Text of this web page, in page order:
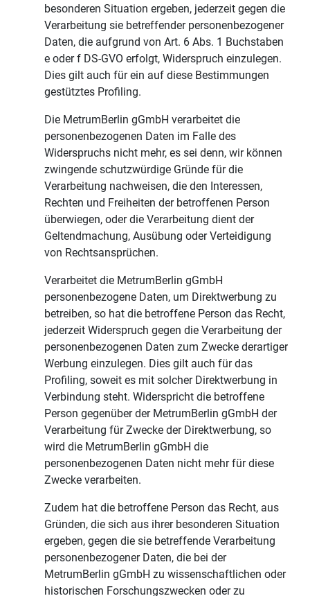
besonderen Situation ergeben, jederzeit gegen die
Verarbeitung sie betreffender personenbezogener
Daten, die aufgrund von Art. 6 Abs. 1 Buchstaben
e oder f DS-GVO erfolgt, Widerspruch einzulegen.
Dies gilt auch für ein auf diese Bestimmungen
gestütztes Profiling.
Die MetrumBerlin gGmbH verarbeitet die
personenbezogenen Daten im Falle des
Widerspruchs nicht mehr, es sei denn, wir können
zwingende schutzwürdige Gründe für die
Verarbeitung nachweisen, die den Interessen,
Rechten und Freiheiten der betroffenen Person
überwiegen, oder die Verarbeitung dient der
Geltendmachung, Ausübung oder Verteidigung
von Rechtsansprüchen.
Verarbeitet die MetrumBerlin gGmbH
personenbezogene Daten, um Direktwerbung zu
betreiben, so hat die betroffene Person das Recht,
jederzeit Widerspruch gegen die Verarbeitung der
personenbezogenen Daten zum Zwecke derartiger
Werbung einzulegen. Dies gilt auch für das
Profiling, soweit es mit solcher Direktwerbung in
Verbindung steht. Widerspricht die betroffene
Person gegenüber der MetrumBerlin gGmbH der
Verarbeitung für Zwecke der Direktwerbung, so
wird die MetrumBerlin gGmbH die
personenbezogenen Daten nicht mehr für diese
Zwecke verarbeiten.
Zudem hat die betroffene Person das Recht, aus
Gründen, die sich aus ihrer besonderen Situation
ergeben, gegen die sie betreffende Verarbeitung
personenbezogener Daten, die bei der
MetrumBerlin gGmbH zu wissenschaftlichen oder
historischen Forschungszwecken oder zu